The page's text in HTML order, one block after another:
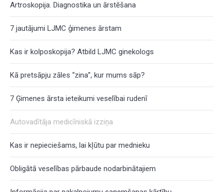
Artroskopija. Diagnostika un ārstēšana
7 jautājumi LJMC ģimenes ārstam
Kas ir kolposkopija? Atbild LJMC ginekologs
Kā pretsāpju zāles “zina”, kur mums sāp?
7 Ģimenes ārsta ieteikumi veselībai rudenī
Autovadītāja medicīniskā izziņa
Kas ir nepieciešams, lai kļūtu par mednieku
Obligātā veselības pārbaude nodarbinātajiem